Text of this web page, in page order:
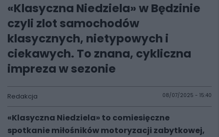
«Klasyczna Niedziela» w Będzinie
czyli zlot samochodów
klasycznych, nietypowych i
ciekawych. To znana, cykliczna
impreza w sezonie
Redakcja 08/07/2025 - 15:40
«Klasyczna Niedziela» to comiesięczne
spotkanie miłośników motoryzacji zabytkowej,